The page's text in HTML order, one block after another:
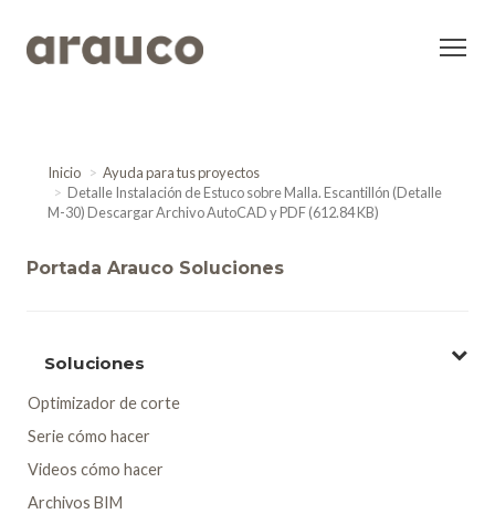
Inicio
Ayuda para tus proyectos
Detalle Instalación de Estuco sobre Malla. Escantillón (Detalle
M-30) Descargar Archivo AutoCAD y PDF (612.84 KB)
Portada Arauco Soluciones
Soluciones
Optimizador de corte
Serie cómo hacer
Videos cómo hacer
Archivos BIM